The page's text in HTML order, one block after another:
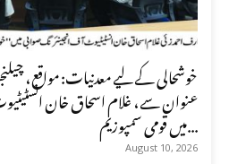
خوشحالی کے لیے معدنیات: مواقع،
عنوان سے، غلام اسحاق خان
میں قومی سمپوزیم...
August 10, 2026